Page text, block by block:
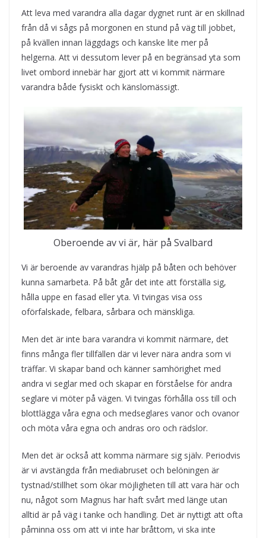
Att leva med varandra alla dagar dygnet runt är en skillnad
från då vi sågs på morgonen en stund på väg till jobbet,
på kvällen innan läggdags och kanske lite mer på
helgerna. Att vi dessutom lever på en begränsad yta som
livet ombord innebär har gjort att vi kommit närmare
varandra både fysiskt och känslomässigt.
Oberoende av vi är, här på Svalbard
Vi är beroende av varandras hjälp på båten och behöver
kunna samarbeta. På båt går det inte att förställa sig,
hålla uppe en fasad eller yta. Vi tvingas visa oss
oförfalskade, felbara, sårbara och mänskliga.
Men det är inte bara varandra vi kommit närmare, det
finns många fler tillfällen där vi lever nära andra som vi
träffar. Vi skapar band och känner samhörighet med
andra vi seglar med och skapar en förståelse för andra
seglare vi möter på vägen. Vi tvingas förhålla oss till och
blottlägga våra egna och medseglares vanor och ovanor
och möta våra egna och andras oro och rädslor.
Men det är också att komma närmare sig själv. Periodvis
är vi avstängda från mediabruset och belöningen är
tystnad/stillhet som ökar möjligheten till att vara här och
nu, något som Magnus har haft svårt med länge utan
alltid är på väg i tanke och handling. Det är nyttigt att ofta
påminna oss om att vi inte har bråttom, vi ska inte